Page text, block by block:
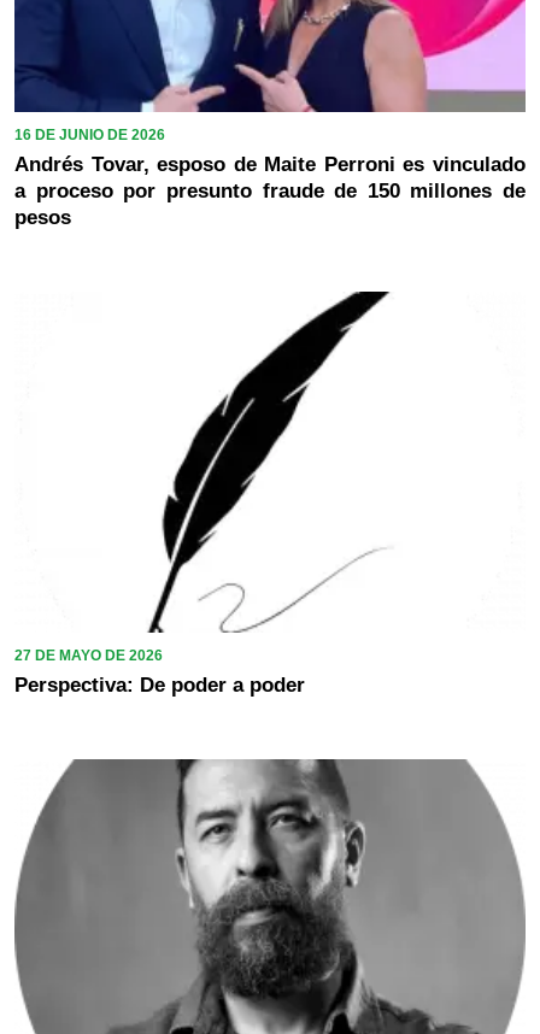
16 DE JUNIO DE 2026
Andrés Tovar, esposo de Maite Perroni es vinculado
a proceso por presunto fraude de 150 millones de
pesos
27 DE MAYO DE 2026
Perspectiva: De poder a poder